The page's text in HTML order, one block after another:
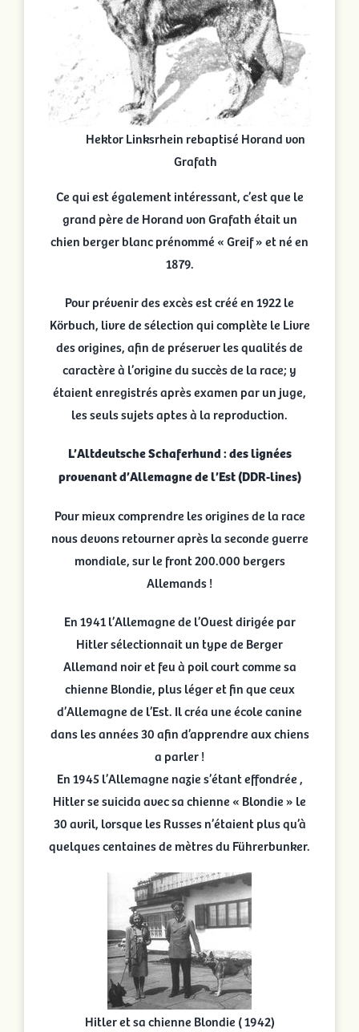
Hektor Linksrhein rebaptisé Horand von
Grafath
Ce qui est également intéressant, c’est que le
grand père de Horand von Grafath était un
chien berger blanc prénommé « Greif » et né en
1879.
Pour prévenir des excès est créé en 1922 le
Körbuch, livre de sélection qui complète le Livre
des origines, afin de préserver les qualités de
caractère à l’origine du succès de la race; y
étaient enregistrés après examen par un juge,
les seuls sujets aptes à la reproduction.
L’Altdeutsche Schaferhund : des lignées
provenant d’Allemagne de l’Est (DDR-lines)
Pour mieux comprendre les origines de la race
nous devons retourner après la seconde guerre
mondiale, sur le front 200.000 bergers
Allemands !
En 1941 l’Allemagne de l’Ouest dirigée par
Hitler sélectionnait un type de Berger
Allemand noir et feu à poil court comme sa
chienne Blondie, plus léger et fin que ceux
d’Allemagne de l’Est. Il créa une école canine
dans les années 30 afin d’apprendre aux chiens
a parler !
En 1945 l’Allemagne nazie s’étant effondrée ,
Hitler se suicida avec sa chienne « Blondie » le
30 avril, lorsque les Russes n’étaient plus qu’à
quelques centaines de mètres du Führerbunker.
Hitler et sa chienne Blondie ( 1942)